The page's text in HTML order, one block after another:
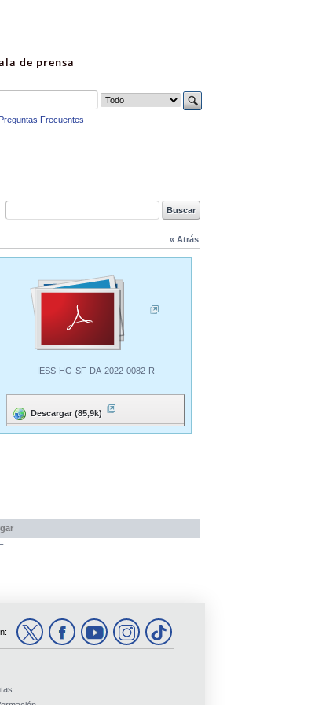
de prensa
Preguntas Frecuentes
« Atrás
IESS-HG-SF-DA-2022-0082-R
Descargar (85,9k)